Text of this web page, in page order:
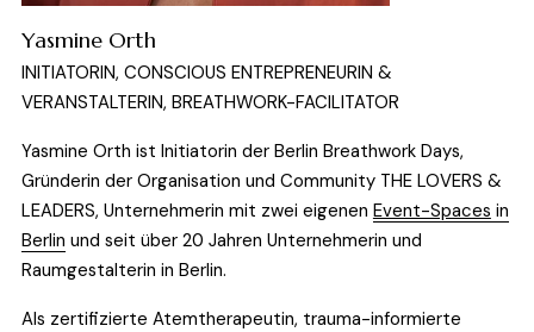
Yasmine Orth
INITIATORIN, CONSCIOUS ENTREPRENEURIN &
VERANSTALTERIN, BREATHWORK-FACILITATOR
Yasmine Orth ist Initiatorin der Berlin Breathwork Days,
Gründerin der Organisation und Community THE LOVERS &
LEADERS, Unternehmerin mit zwei eigenen Event-Spaces in
Berlin und seit über 20 Jahren Unternehmerin und
Raumgestalterin in Berlin.
Als zertifizierte Atemtherapeutin, trauma-informierte